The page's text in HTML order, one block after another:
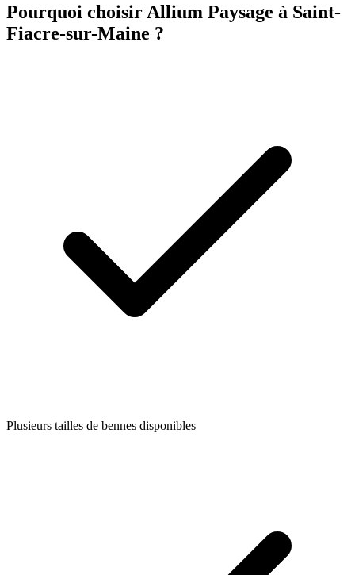
Pourquoi choisir Allium Paysage à Saint-
Fiacre-sur-Maine ?
Plusieurs tailles de bennes disponibles